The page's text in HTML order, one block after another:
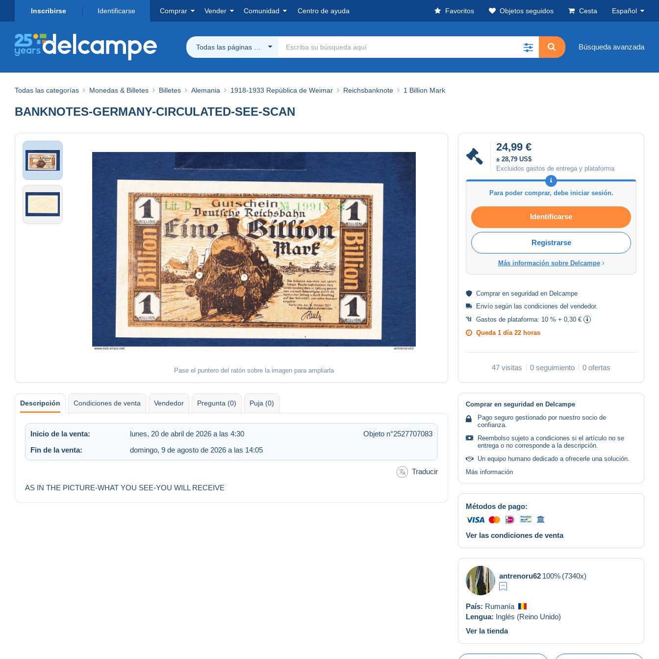
Inscribirse Identificarse Comprar Vender Comunidad Centro de ayuda Favoritos Objetos seguidos Cesta Español
Todas las páginas Delcampe Búsqueda avanzada
Todas las categorías Monedas & Billetes Billetes Alemania 1918-1933 República de Weimar Reichsbanknote 1 Billion Mark
BANKNOTES-GERMANY-CIRCULATED-SEE-SCAN
Pase el puntero del ratón sobre la imagen para ampliarla
24,99 €
± 28,79 US$
Excluidos gastos de entrega y plataforma
Para poder comprar, debe iniciar sesión.
Identificarse
Registrarse
Más información sobre Delcampe
Comprar en seguridad en Delcampe
Envío según las condiciones del vendedor.
Gastos de plataforma: 10 % + 0,30 €
Queda 1 día 22 horas
47 visitas 0 seguimiento 0 ofertas
Descripción Condiciones de venta Vendedor Pregunta (0) Puja (0)
Inicio de la venta: lunes, 20 de abril de 2026 a las 4:30
Objeto n°2527707083
Fin de la venta:
domingo, 9 de agosto de 2026 a las 14:05
Traducir
AS IN THE PICTURE-WHAT YOU SEE-YOU WILL RECEIVE
Comprar en seguridad en Delcampe
Pago seguro gestionado por nuestro socio de
confianza.
Reembolso sujeto a condiciones si el artículo no se
entrega o no corresponde a la descripción.
Un equipo humano dedicado a ofrecerle una solución.
Más información
Métodos de pago:
Ver las condiciones de venta
antrenoru62 100% (7340x)
País: Rumanía
Lengua: Inglés (Reino Unido)
Ver la tienda